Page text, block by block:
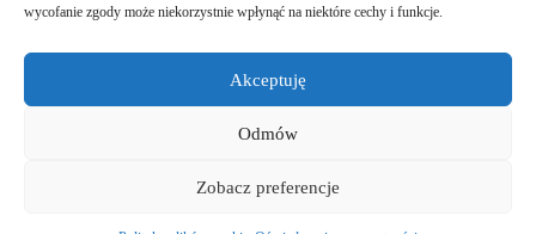
wycofanie zgody może niekorzystnie wpłynąć na niektóre cechy i funkcje.
Akceptuję
Odmów
Zobacz preferencje
Polityka prywatności